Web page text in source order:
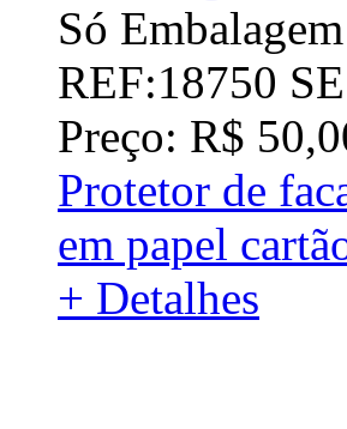
Só Embalagem
REF:18750 SE
Preço: R$
Protetor de
em papel
+ Detalhes